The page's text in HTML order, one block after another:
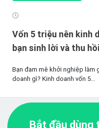
Vốn 5 triệu nên kinh
bạn sinh lời và thu
Bạn đam mê khởi nghiệp làm
doanh gì? Kinh doanh vốn 5...
Bắt đầu dùng